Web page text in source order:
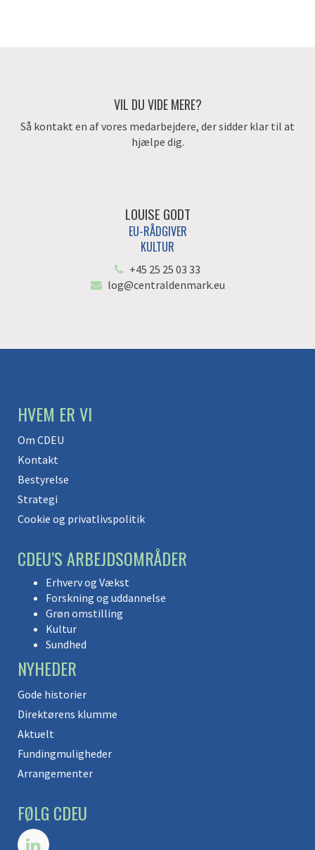
VIL DU VIDE MERE?
Så kontakt en af vores medarbejdere, der sidder klar til at
hjælpe dig.
LOUISE GODT
EU-RÅDGIVER
KULTUR
+45 25 25 03 33
log@centraldenmark.eu
HVEM ER VI
Om CDEU
Kontakt
Bestyrelse
Strategi
Cookie og privatlivspolitik
CDEU’S ARBEJDSOMRÅDER
Erhverv og Vækst
Forskning og uddannelse
Grøn omstilling
Kultur
Sundhed
NYHEDER
Gode historier
Direktørens klumme
Aktuelt
Fundingmuligheder
Arrangementer
FØLG CDEU